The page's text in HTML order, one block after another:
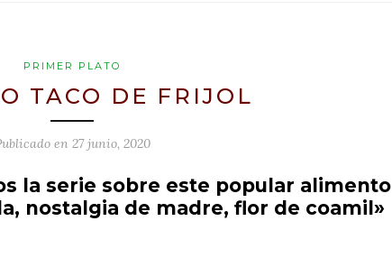
PRIMER PLATO
TACO DE FRIJOL
en 27 junio, 2020
la serie sobre este popular alimento
nostalgia de madre, flor de coamil»